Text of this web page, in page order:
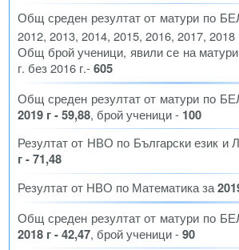
Общ среден резултат от матури по
2012, 2013, 2014, 2015, 2016, 2017, 2018
Общ брой ученици, явили се на
г. без 2016 г.-605
Общ среден резултат от матури по
2019 г - 59,88, брой ученици - 100
Резултат от НВО по Български език и
г - 71,48
Резултат от НВО по Математика за
Общ среден резултат от матури по
2018 г - 42,47, брой ученици -90